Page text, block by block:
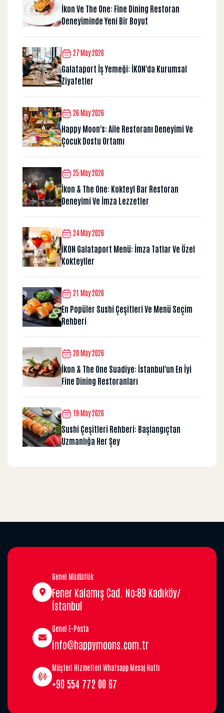
İkon Ve The One: Fine Dining Restoran
Deneyiminde Yeni Bir Boyut
27 May 2026
Galataport İş Yemeği: İKON'da Kurumsal
Ziyafetler
26 May 2026
Happy Moon's: Aile Restoranı Deneyimi Ve
Çocuk Dostu Ortamı
25 May 2026
İkon & The One: Kokteyl Bar Restoran
Deneyimi Ve İmza Lezzetler
24 May 2026
İKON Galataport Menü: İmza Tatlar Ve Özel
Kokteyller
21 May 2026
En Popüler Sushi Çeşitleri Ve Menü Seçim
Rehberi
20 May 2026
İkon & The One Suadiye: İstanbul'un En İyi
Fine Dining Restoranları
19 May 2026
Sushi Çeşitleri Rehberi: Başlangıçtan
Uzmanlığa Her Şey
Genel Müdürlük
Fener Kalamış Cad. No:89 Kadıköy/
İstanbul
Genel E-Posta
info@happymoons.com.tr
Müşteri Hizmetleri Whatsapp Mesaj Hattı
+90 554 772 00 67